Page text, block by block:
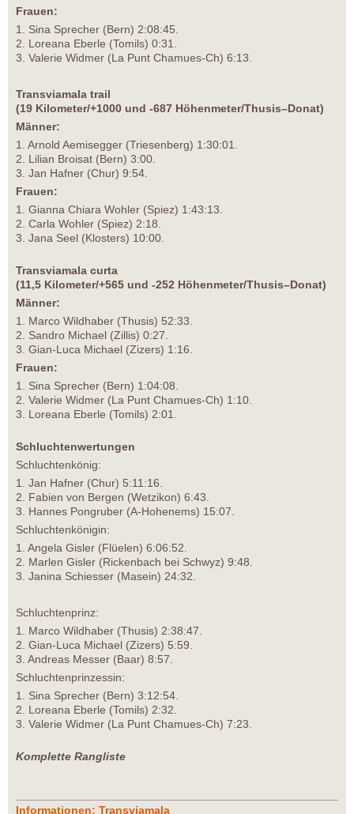
Frauen:
1. Sina Sprecher (Bern) 2:08:45.
2. Loreana Eberle (Tomils) 0:31.
3. Valerie Widmer (La Punt Chamues-Ch) 6:13.
Transviamala trail
(19 Kilometer/+1000 und -687 Höhenmeter/Thusis–Donat)
Männer:
1. Arnold Aemisegger (Triesenberg) 1:30:01.
2. Lilian Broisat (Bern) 3:00.
3. Jan Hafner (Chur) 9:54.
Frauen:
1. Gianna Chiara Wohler (Spiez) 1:43:13.
2. Carla Wohler (Spiez) 2:18.
3. Jana Seel (Klosters) 10:00.
Transviamala curta
(11,5 Kilometer/+565 und -252 Höhenmeter/Thusis–Donat)
Männer:
1. Marco Wildhaber (Thusis) 52:33.
2. Sandro Michael (Zillis) 0:27.
3. Gian-Luca Michael (Zizers) 1:16.
Frauen:
1. Sina Sprecher (Bern) 1:04:08.
2. Valerie Widmer (La Punt Chamues-Ch) 1:10.
3. Loreana Eberle (Tomils) 2:01.
Schluchtenwertungen
Schluchtenkönig:
1. Jan Hafner (Chur) 5:11:16.
2. Fabien von Bergen (Wetzikon) 6:43.
3. Hannes Pongruber (A-Hohenems) 15:07.
Schluchtenkönigin:
1. Angela Gisler (Flüelen) 6:06:52.
2. Marlen Gisler (Rickenbach bei Schwyz) 9:48.
3. Janina Schiesser (Masein) 24:32.
Schluchtenprinz:
1. Marco Wildhaber (Thusis) 2:38:47.
2. Gian-Luca Michael (Zizers) 5:59.
3. Andreas Messer (Baar) 8:57.
Schluchtenprinzessin:
1. Sina Sprecher (Bern) 3:12:54.
2. Loreana Eberle (Tomils) 2:32.
3. Valerie Widmer (La Punt Chamues-Ch) 7:23.
Komplette Rangliste
Informationen: Transviamala